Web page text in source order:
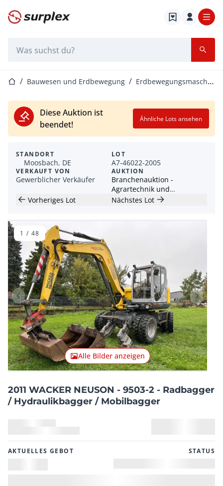
Startseite
StartseiteBauwesen und Erdbewegung Erdbewegungsmaschinen
Diese Auktion ist
beendet!
Ähnliche Lots ansehen
STANDORT
Moosbach, DE
VERKAUFT VON
Gewerblicher Verkäufer
LOT
A7-46022-2005
AUKTION
Branchenauktion -
Agrartechnik und
Erdbewegungsmaschinen
Vorheriges Lot Nächstes Lot
Vorheriger Artikel
Alle Bilder anzeigen
1 / 48
2011 WACKER NEUSON - 9503-2 - Radbagger
/ Hydraulikbagger / Mobilbagger
AKTUELLES GEBOT STATUS